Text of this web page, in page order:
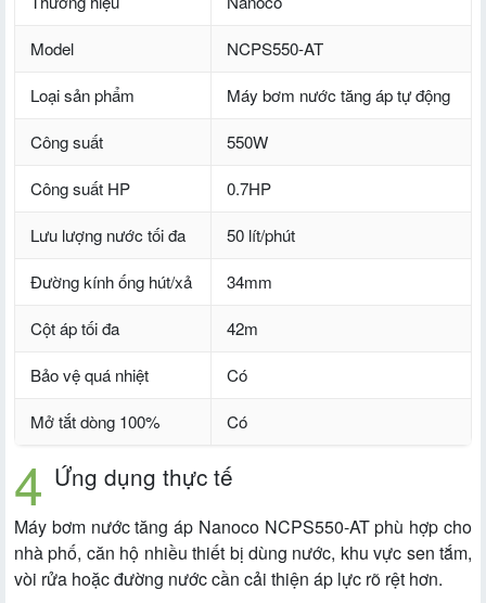
Model NCPS550-AT
Loại sản phẩm Máy bơm nước tăng áp tự động
Công suất 550W
Công suất HP 0.7HP
Lưu lượng nước tối đa 50 lít/phút
Đường kính ống hút/xả 34mm
Cột áp tối đa 42m
Bảo vệ quá nhiệt Có
Mở tắt dòng 100% Có
Ứng dụng thực tế
Máy bơm nước tăng áp Nanoco NCPS550-AT phù hợp cho
nhà phố, căn hộ nhiều thiết bị dùng nước, khu vực sen tắm,
vòi rửa hoặc đường nước cần cải thiện áp lực rõ rệt hơn.